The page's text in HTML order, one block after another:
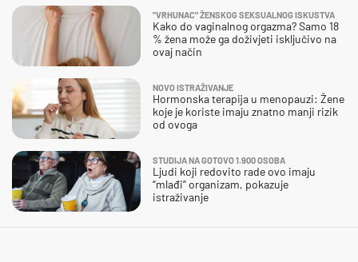
"VRHUNAC" ŽENSKOG SEKSUALNOG ISKUSTVA
Kako do vaginalnog orgazma? Samo 18
% žena može ga doživjeti isključivo na
ovaj način
NOVO ISTRAŽIVANJE
Hormonska terapija u menopauzi: Žene
koje je koriste imaju znatno manji rizik
od ovoga
STUDIJA NA GOTOVO 1.900 OSOBA
Ljudi koji redovito rade ovo imaju
“mlađi” organizam, pokazuje
istraživanje